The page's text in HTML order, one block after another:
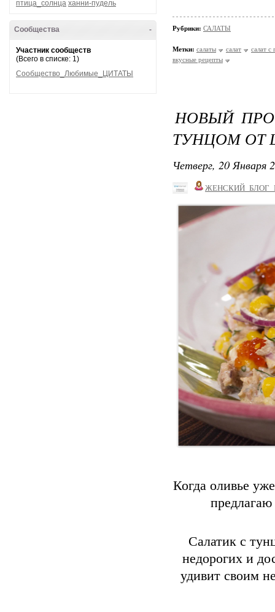
птица_солнца ханни-пудель
-
Сообщества
Участник сообществ
(Всего в списке: 1)
Сообщество_Любимые_ЦИТАТЫ
Рубрики: САЛАТЫ
Метки: салаты салат
салат с
вкусные рецепты
НОВЫЙ
ТУНЦОМ ОТ
Четверг, 20 Января
Когда оливье
предлагаю
Салатик с
недорогих и
удивит своим